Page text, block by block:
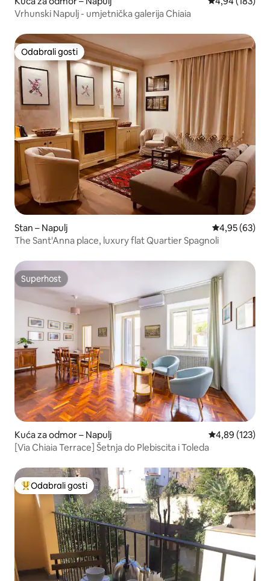
Vrhunski Napulj - umjetnička galerija Chiaia
Odabrali gosti
Odabrali gosti
Stan – Napulj Prosječna
4,95 (63)
The Sant'Anna place, luxury flat Quartier Spagnoli
Superhost
Superhost
Kuća za odmor – Napulj Prosječna
4,89 (123)
[Via Chiaia Terrace] Šetnja do Plebiscita i Toleda
Među najviše rangiranima s oznakom „Odabrali gosti”
Odabrali gosti